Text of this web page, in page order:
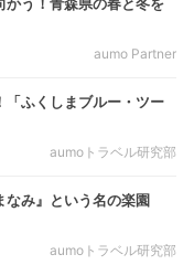
かう！青森県の春と冬を
aumo Partner
「ふくしまブルー・ツー
aumoトラベル研究部
なみ』という名の楽園
aumoトラベル研究部